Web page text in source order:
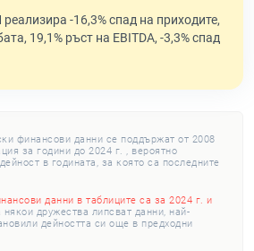
реализира -16,3% спад на приходите,
19,1% ръст на EBITDA, -3,3% спад
финансови данни се поддържат от 2008
за години до 2024 г. , вероятно
в годината, за която са последните
данни в таблиците са за 2024 г. и
някои дружества липсват данни, най-
дейността си още в предходни